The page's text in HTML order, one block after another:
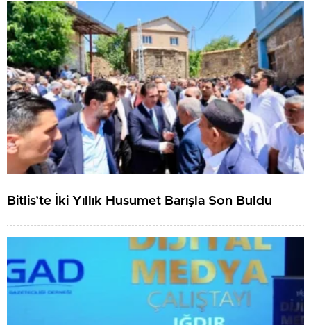
Bitlis’te İki Yıllık Husumet Barışla Son Buldu